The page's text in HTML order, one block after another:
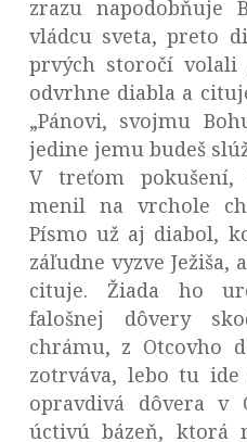
zrazu napodobňuje
vládcu sveta, preto
prvých storočí volali
odvrhne diabla a
„Pánovi, svojmu
jedine jemu budeš
V treťom
menil na vrchole
Písmo už aj diabol,
záľudne vyzve
cituje. Žiada ho
falošnej dôvery
chrámu, z Otcovho
zotrváva, lebo tu ide
opravdivá dôvera v
úctivú bázeň, ktorá